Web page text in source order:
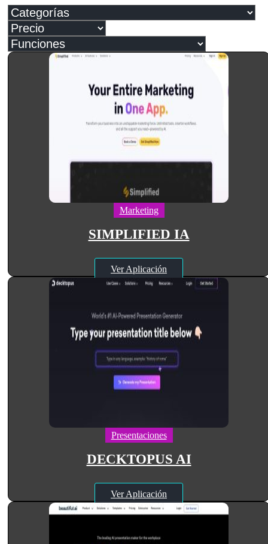
Marketing
SIMPLIFIED IA
Ver Aplicación
Presentaciones
DECKTOPUS AI
Ver Aplicación